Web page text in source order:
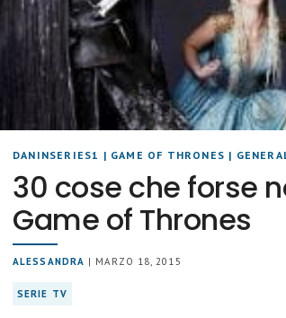
DANINSERIES1 | GAME OF THRONES |
30 cose che forse
Game of Thrones
ALESSANDRA | MARZO 18, 2015
SERIE TV